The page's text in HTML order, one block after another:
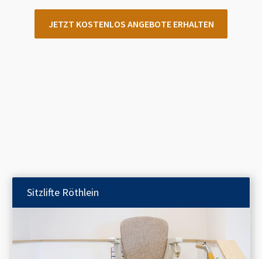
JETZT KOSTENLOS ANGEBOTE ERHALTEN
Sitzlifte Röthlein